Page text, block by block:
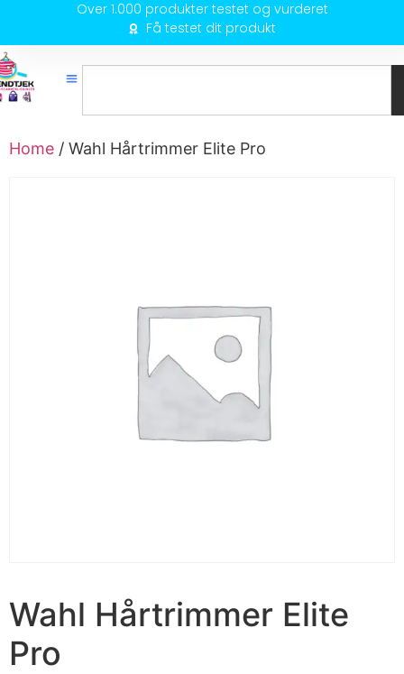
Over 1.000 produkter testet og vurderet
Få testet dit produkt
Home / Wahl Hårtrimmer Elite Pro
Wahl Hårtrimmer Elite
Pro